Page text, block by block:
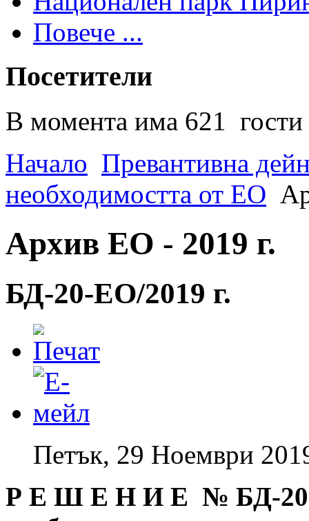
Повече ...
Посетители
В момента има 621 гости
Начало Превантивна
необходимостта от ЕО
Архив ЕО - 2019 г.
БД-20-EO/2019 г.
Петък, 29 Ноември
Р Е Ш Е Н И Е № БД-